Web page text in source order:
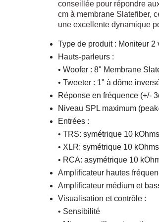
conseillée pour répondre
cm à membrane Slatefiber,
une excellente dynamique
Type de produit : Moniteur 2
Hauts-parleurs :
• Woofer : 8" Membrane
• Tweeter : 1" à dôme
Réponse en fréquence (+/-
Niveau SPL maximum
Entrées :
• TRS: symétrique 10 kOhms
• XLR: symétrique 10 kOhms
• RCA: asymétrique 10
Amplificateur hautes
Amplificateur médium et
Visualisation et contrôle :
• Sensibilité